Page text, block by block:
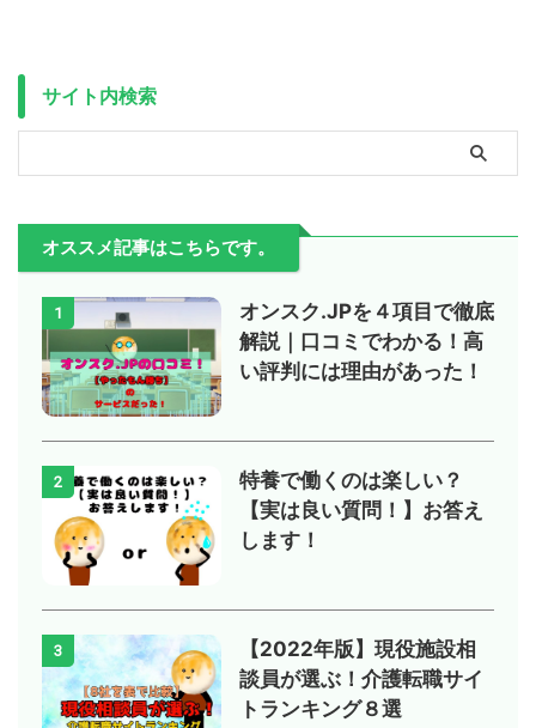
サイト内検索
オススメ記事はこちらです。
1
オンスク.JPを４項目で徹底
解説｜口コミでわかる！高
い評判には理由があった！
2
特養で働くのは楽しい？
【実は良い質問！】お答え
します！
3
【2022年版】現役施設相
談員が選ぶ！介護転職サイ
トランキング８選